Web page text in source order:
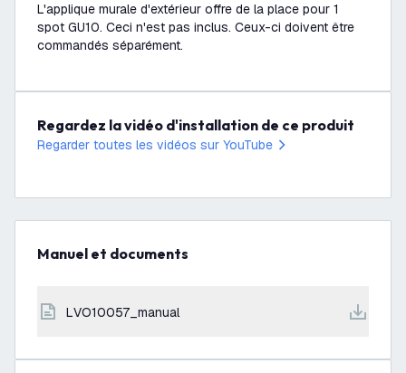
L'applique murale d'extérieur offre de la place pour 1
spot GU10. Ceci n'est pas inclus. Ceux-ci doivent être
commandés séparément.
Regardez la vidéo d'installation de ce produit
Regarder toutes les vidéos sur YouTube
Manuel et documents
LVO10057_manual